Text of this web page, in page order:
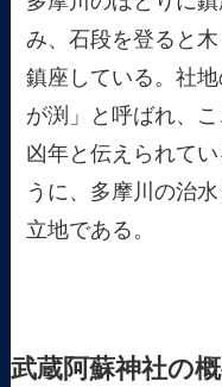
み、石段を登ると
鎮座している。社
が渕」と呼ばれ、
凶年と伝えられて
うに、多摩川の治
立地である。
武蔵阿蘇神社の